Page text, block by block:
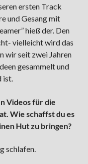
ersten Track
und Gesang mit
hieß der. Den
vielleicht wird das
wir seit zwei Jahren
gesammelt und
ist.
Videos für die
Wie schaffst du es
Hut zu bringen?
schlafen.